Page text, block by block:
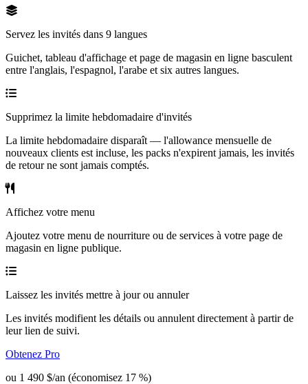
Servez les invités dans 9 langues
Guichet, tableau d'affichage et page de magasin en ligne basculent
entre l'anglais, l'espagnol, l'arabe et six autres langues.
Supprimez la limite hebdomadaire d'invités
La limite hebdomadaire disparaît — l'allowance mensuelle de
nouveaux clients est incluse, les packs n'expirent jamais, les invités
de retour ne sont jamais comptés.
Affichez votre menu
Ajoutez votre menu de nourriture ou de services à votre page de
magasin en ligne publique.
Laissez les invités mettre à jour ou annuler
Les invités modifient les détails ou annulent directement à partir de
leur lien de suivi.
Obtenez Pro
ou 1 490 $/an (économisez 17 %)